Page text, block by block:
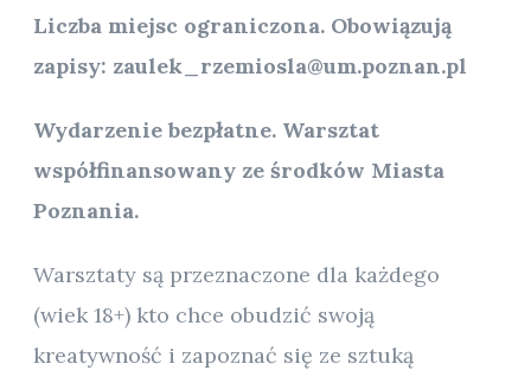
Liczba miejsc ograniczona. Obowiązują
zapisy: zaulek_rzemiosla@um.poznan.pl
Wydarzenie bezpłatne. Warsztat
współfinansowany ze środków Miasta
Poznania.
Warsztaty są przeznaczone dla każdego
(wiek 18+) kto chce obudzić swoją
kreatywność i zapoznać się ze sztuką